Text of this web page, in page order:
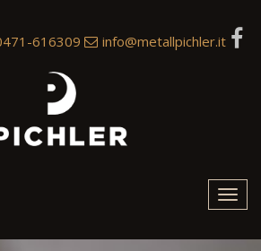
616309 info@metallpichler.it